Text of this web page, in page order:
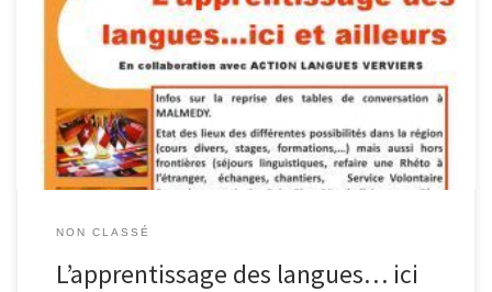
Malmedy propose une permanence spéciale sur « l’apprentissage
des langues…ici et ailleurs ». Vous trouverez, au service Infor
Jeunes, des informations sur la reprise des tables de conversation
à Malmedy. Sera également dressé un état des lieux des
différentes possibilités dans la […]
NON CLASSÉ
L’apprentissage des langues… ici